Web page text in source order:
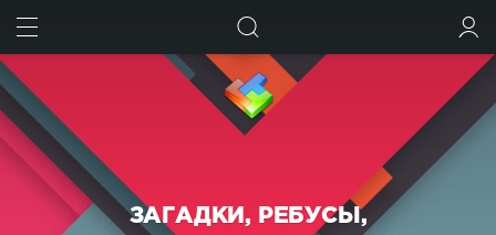
ЗАГАДКИ, РЕБУСЫ,